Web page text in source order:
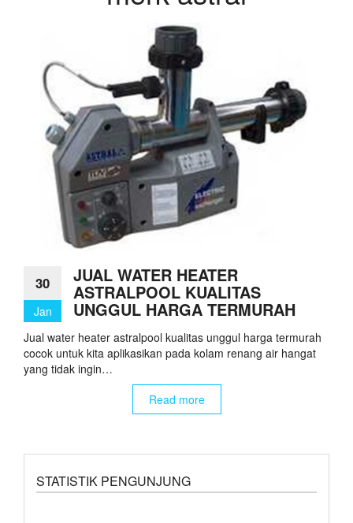
30
Jan
JUAL WATER HEATER
ASTRALPOOL KUALITAS
UNGGUL HARGA TERMURAH
Jual water heater astralpool kualitas unggul harga termurah
cocok untuk kita aplikasikan pada kolam renang air hangat
yang tidak ingin…
Read more
STATISTIK PENGUNJUNG